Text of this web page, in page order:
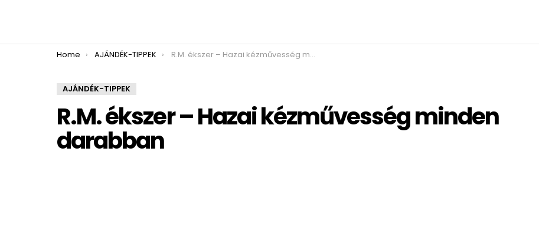
You are here:
Home AJÁNDÉK-TIPPEK R.M. ékszer – Hazai kézművesség minden darabban
AJÁNDÉK-TIPPEK
R.M. ékszer – Hazai kézművesség minden
darabban